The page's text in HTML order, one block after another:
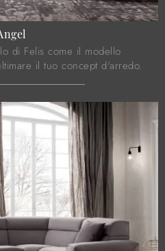
di Felis come il modello
il tuo concept d'arredo.